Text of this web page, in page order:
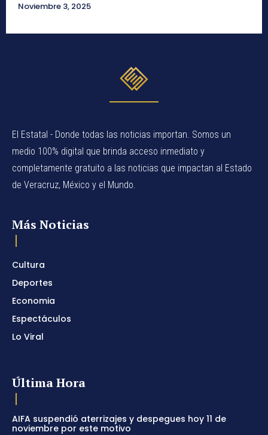
Noviembre 3, 2025
El Estatal - Donde todas las noticias importan. Somos un
medio 100% digital que brinda acceso inmediato y
completamente gratuito a las noticias que impactan al Estado
de Veracruz, México y el Mundo.
Más Noticias
Cultura
Deportes
Economia
Espectáculos
Lo Viral
Última Hora
AIFA suspendió aterrizajes y despegues hoy 11 de
noviembre por este motivo